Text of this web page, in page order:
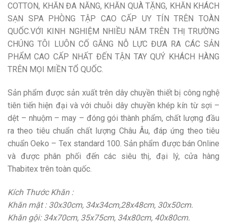
COTTON, KHĂN ĐA NĂNG, KHĂN QUÀ TẶNG, KHĂN KHÁCH
SẠN SPA PHÒNG TẬP CAO CẤP UY TÍN TRÊN TOÀN
QUỐC.VỚI KINH NGHIỆM NHIỀU NĂM TRÊN THỊ TRƯỜNG
CHÚNG TÔI LUÔN CỐ GẮNG NỖ LỰC ĐƯA RA CÁC SẢN
PHẨM CAO CẤP NHẤT ĐẾN TẬN TAY QUÝ KHÁCH HÀNG
TRÊN MỌI MIỀN TỔ QUỐC.
Sản phẩm được sản xuất trên dây chuyền thiết bị công nghệ
tiên tiến hiện đại và với chuỗi dây chuyền khép kín từ sợi –
dệt – nhuộm – may – đóng gói thành phẩm, chất lượng đầu
ra theo tiêu chuẩn chất lượng Châu Âu, đáp ứng theo tiêu
chuẩn Oeko – Tex standard 100. Sản phẩm được bán Online
và được phân phối đến các siêu thị, đại lý, cửa hàng
Thabitex trên toàn quốc.
Kích Thước Khăn :
Khăn mặt : 30x30cm, 34x34cm,28x48cm, 30x50cm.
Khăn gội: 34x70cm, 35x75cm, 34x80cm, 40x80cm.